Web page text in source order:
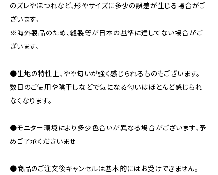
のズレやほつれなど、形やサイズに多少の誤差が生じる場合がご
ざいます。
※海外製品のため、縫製等が日本の基準に達してない場合がご
ざいます。
●生地の特性上、やや匂いが強く感じられるものもございます。
数日のご使用や陰干しなどで気になる匂いはほとんど感じられ
なくなります。
●モニター環境により多少色合いが異なる場合がございます、予
めご了承くださいませ
●商品のご注文後キャンセルは基本的にはお受けできません。